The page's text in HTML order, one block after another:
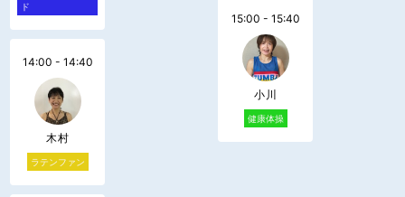
ド
14:00 - 14:40
木村
ラテンファン
15:00 - 15:40
小川
健康体操